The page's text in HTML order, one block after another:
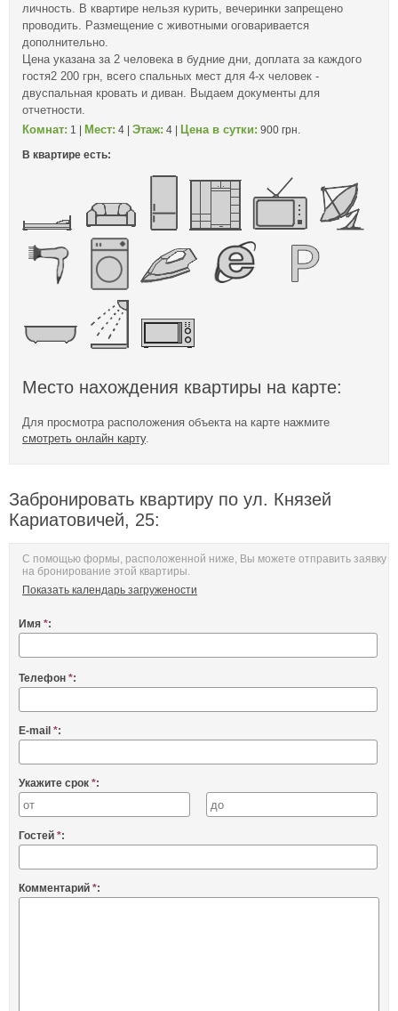
личность. В квартире нельзя курить, вечеринки запрещено
проводить. Размещение с животными оговаривается
дополнительно.
Цена указана за 2 человека в будние дни, доплата за каждого
гостя2 200 грн, всего спальных мест для 4-х человек -
двуспальная кровать и диван. Выдаем документы для
отчетности.
Комнат: 1 | Мест: 4 | Этаж: 4 | Цена в сутки: 900 грн.
В квартире есть:
Место нахождения квартиры на карте:
Для просмотра расположения объекта на карте нажмите
смотреть онлайн карту.
Забронировать квартиру по ул. Князей
Кариатовичей, 25:
С помощью формы, расположенной ниже, Вы можете отправить заявку
на бронирование этой квартиры.
Показать календарь загружености
Имя *:
Телефон *:
E-mail *:
Укажите срок *:
Гостей *:
Комментарий *: